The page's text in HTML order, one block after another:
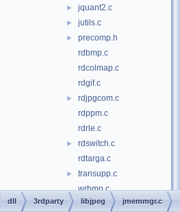
► jquant2.c
► jutils.c
►
precomp.h
rdbmp.c
rdcolmap.c
rdgif.c
►
rdjpgcom.c
rdppm.c
rdrle.c
►
rdswitch.c
rdtarga.c
►
transupp.c
wrbmp.c
wrgif.c
dll 3rdparty libjpeg jmemmgr.c